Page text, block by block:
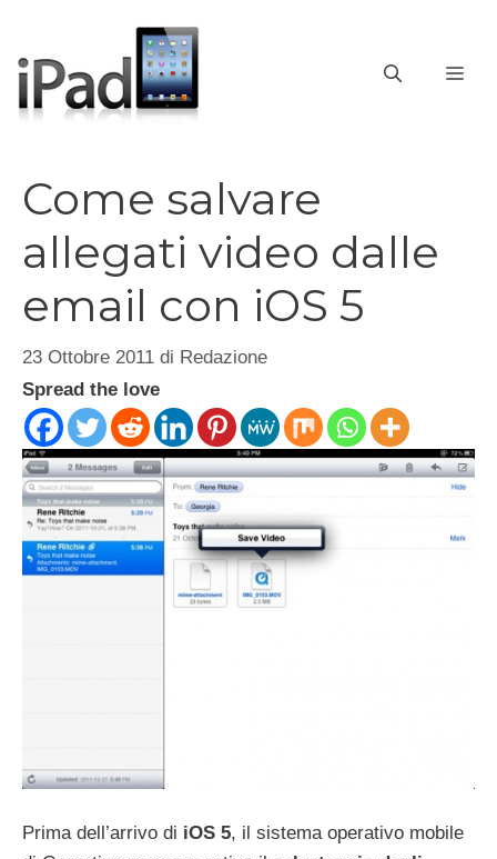
contenuto
Come salvare
allegati video dalle
email con iOS 5
23 Ottobre 2011 di Redazione
Spread the love
Prima dell’arrivo di iOS 5, il sistema operativo mobile